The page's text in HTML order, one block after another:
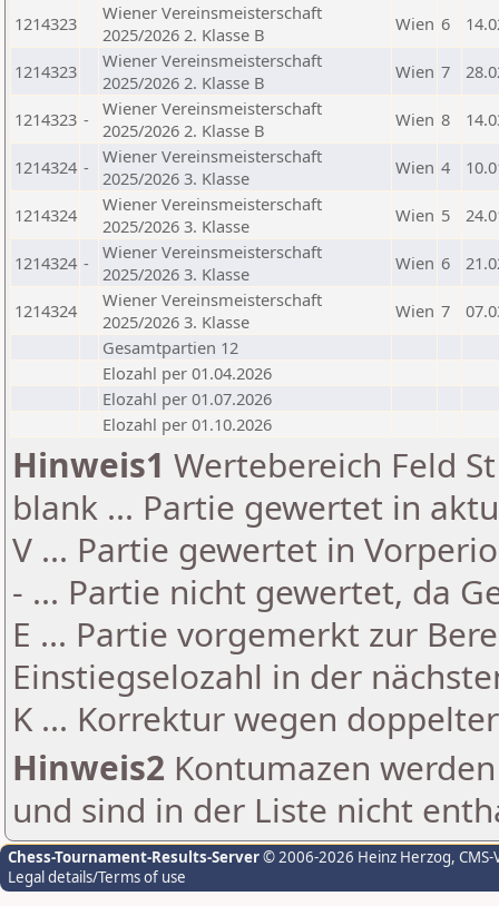
1214323
Wiener Vereinsmeisterschaft
2025/2026 2. Klasse B
Wien 6
1214323
Wiener Vereinsmeisterschaft
2025/2026 2. Klasse B
Wien 7
1214323 -
Wiener Vereinsmeisterschaft
2025/2026 2. Klasse B
Wien 8
1214324 -
Wiener Vereinsmeisterschaft
2025/2026 3. Klasse
Wien 4
1214324
Wiener Vereinsmeisterschaft
2025/2026 3. Klasse
Wien 5
1214324 -
Wiener Vereinsmeisterschaft
2025/2026 3. Klasse
Wien 6
1214324
Wiener Vereinsmeisterschaft
2025/2026 3. Klasse
Wien 7
Gesamtpartien 12
Elozahl per 01.04.2026
Elozahl per 01.07.2026
Elozahl per 01.10.2026
Hinweis1 Wertebereich Feld
blank ... Partie gewertet in
V ... Partie gewertet in
- ... Partie nicht gewertet, da
E ... Partie vorgemerkt zur
Einstiegselozahl in der
K ... Korrektur wegen
Hinweis2 Kontumazen
und sind in der Liste nicht
Chess-Tournament-Results-Server© 2006-2026 Heinz Herzog,
Legal details/Terms of use